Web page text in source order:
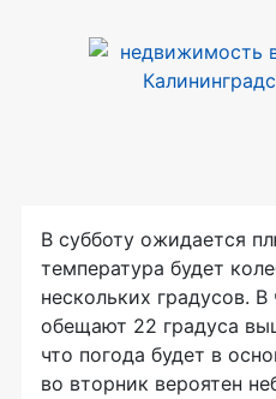
В субботу ожидается
температура будет
нескольких градусов. В
обещают 22 градуса
что погода будет в
во вторник вероятен